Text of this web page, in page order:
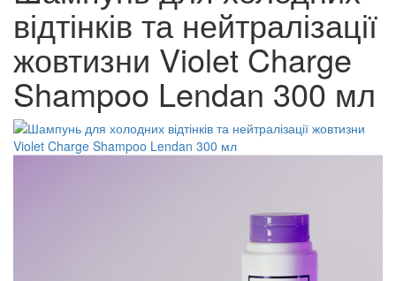
відтінків та нейтралізації
жовтизни Violet Charge
Shampoo Lendan 300 мл